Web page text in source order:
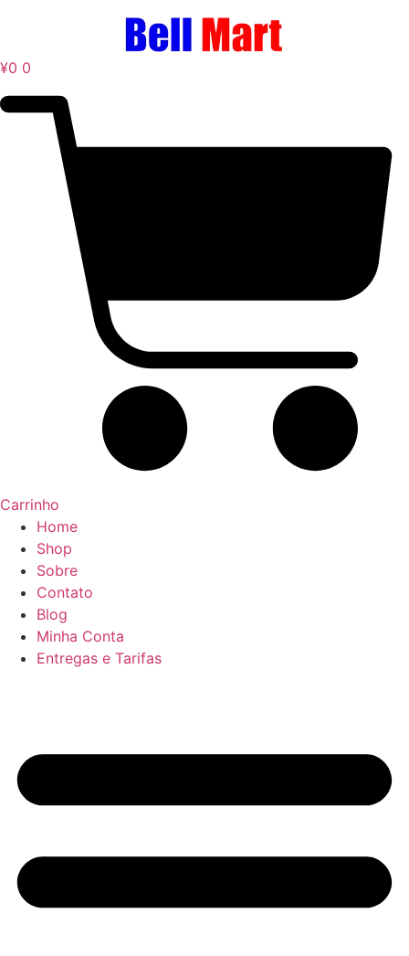
¥0 0
Carrinho
Home
Shop
Sobre
Contato
Blog
Minha Conta
Entregas e Tarifas